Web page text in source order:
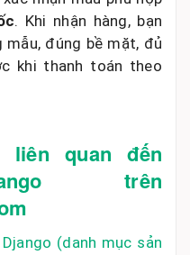
. Khi nhận hàng, bạn
đúng bề mặt, đủ
khi thanh toán theo
quan đến
trên
(danh mục sản